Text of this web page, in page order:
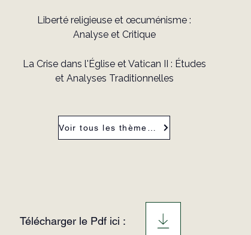
Liberté religieuse et œcuménisme :
Analyse et Critique
La Crise dans l'Église et Vatican II : Études
et Analyses Traditionnelles
Télécharger le Pdf ici :